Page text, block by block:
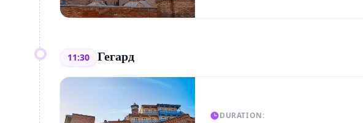
11:30 Гегард
DURATION: